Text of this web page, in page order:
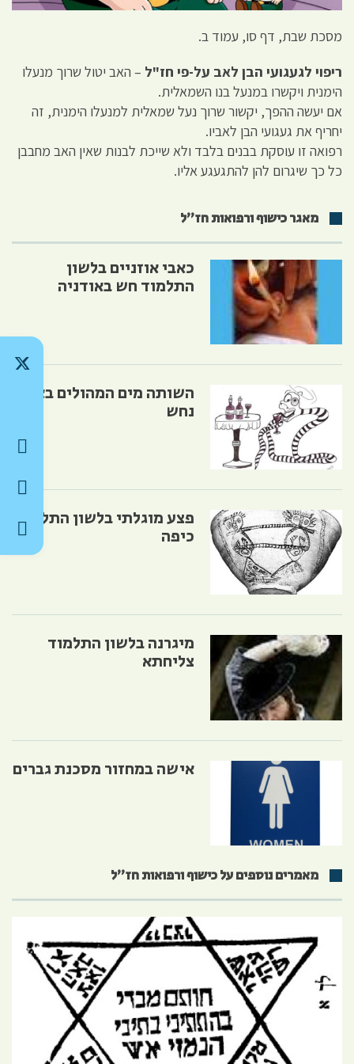
מסכת שבת, דף סו, עמוד ב.
ריפוי לגעגועי הבן לאב על-פי חז"ל – האב יטול שרוך מנעלו
הימנית ויקשרו במנעל בנו השמאלית.
אם יעשה ההפך, יקשור שרוך נעל שמאלית למנעלו הימנית, זה
יחריף את געגועי הבן לאביו.
רפואה זו עוסקת בבנים בלבד ולא שייכת לבנות שאין האב מחבבן
כל כך שיגרום להן להתגעגע אליו.
מאגר כישוף ורפואות חז״ל
כאבי אוזניים בלשון
התלמוד חש באודניה
השותה מים המהולים בארס
נחש
פצע מוגלתי בלשון התלמוד
כיפה
מיגרנה בלשון התלמוד
צליחתא
אישה במחזור מסכנת גברים
מאמרים נוספים על כישוף ורפואות חז״ל